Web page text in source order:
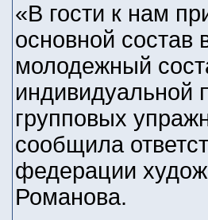
«В гости к нам
основной состав
молодежный
индивидуальной
групповых
сообщила
федерации
Романова.